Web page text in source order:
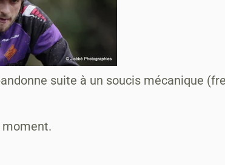
suite à un soucis mécanique
moment.